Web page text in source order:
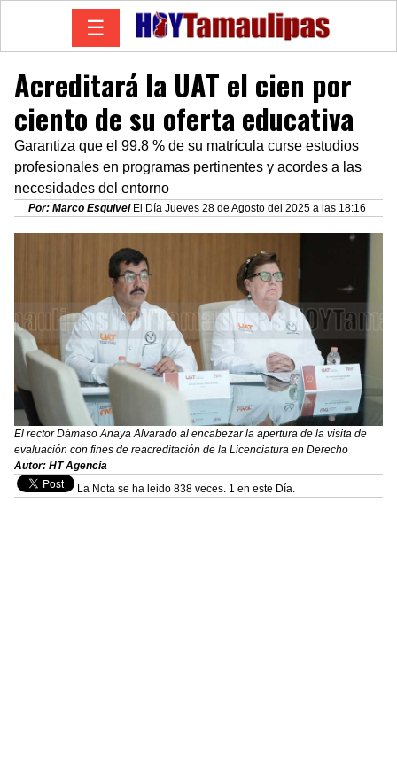
☰
Acreditará la UAT el cien por
ciento de su oferta educativa
Garantiza que el 99.8 % de su matrícula curse estudios
profesionales en programas pertinentes y acordes a las
necesidades del entorno
Por: Marco Esquivel El Día Jueves 28 de Agosto del 2025 a las 18:16
El rector Dámaso Anaya Alvarado al encabezar la apertura de la visita de
evaluación con fines de reacreditación de la Licenciatura en Derecho
Autor: HT Agencia
La Nota se ha leido 838 veces. 1 en este Día.